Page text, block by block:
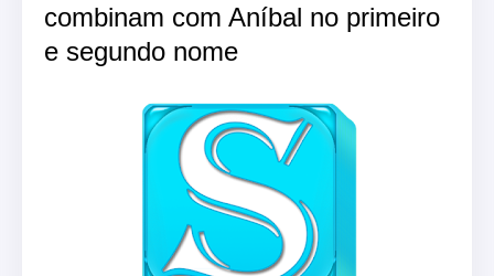
combinam com Aníbal no primeiro
e segundo nome